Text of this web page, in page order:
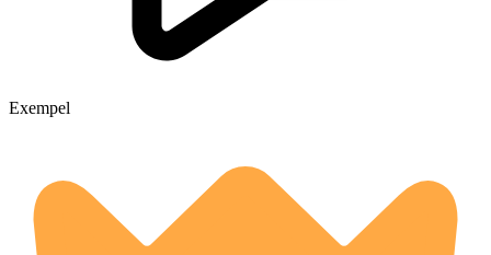
Exempel